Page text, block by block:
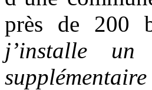
près de 200
j’installe